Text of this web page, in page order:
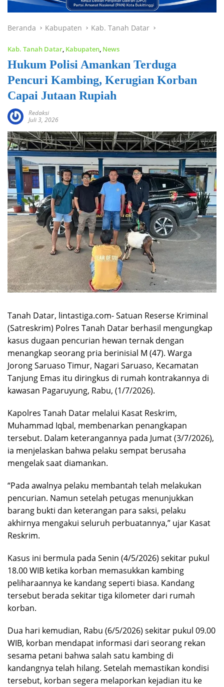
Beranda Kabupaten Kab. Tanah Datar
Kab. Tanah Datar Kabupaten News
Hukum Polisi Amankan Terduga
Pencuri Kambing, Kerugian Korban
Capai Jutaan Rupiah
Redaksi
Juli 3, 2026
Tanah Datar, lintastiga.com- Satuan Reserse Kriminal
(Satreskrim) Polres Tanah Datar berhasil mengungkap
kasus dugaan pencurian hewan ternak dengan
menangkap seorang pria berinisial M (47). Warga
Jorong Saruaso Timur, Nagari Saruaso, Kecamatan
Tanjung Emas itu diringkus di rumah kontrakannya di
kawasan Pagaruyung, Rabu, (1/7/2026).
Kapolres Tanah Datar melalui Kasat Reskrim,
Muhammad Iqbal, membenarkan penangkapan
tersebut. Dalam keterangannya pada Jumat (3/7/2026),
ia menjelaskan bahwa pelaku sempat berusaha
mengelak saat diamankan.
“Pada awalnya pelaku membantah telah melakukan
pencurian. Namun setelah petugas menunjukkan
barang bukti dan keterangan para saksi, pelaku
akhirnya mengakui seluruh perbuatannya,” ujar Kasat
Reskrim.
Kasus ini bermula pada Senin (4/5/2026) sekitar pukul
18.00 WIB ketika korban memasukkan kambing
peliharaannya ke kandang seperti biasa. Kandang
tersebut berada sekitar tiga kilometer dari rumah
korban.
Dua hari kemudian, Rabu (6/5/2026) sekitar pukul 09.00
WIB, korban mendapat informasi dari seorang rekan
sesama petani bahwa salah satu kambing di
kandangnya telah hilang. Setelah memastikan kondisi
tersebut, korban segera melaporkan kejadian itu ke